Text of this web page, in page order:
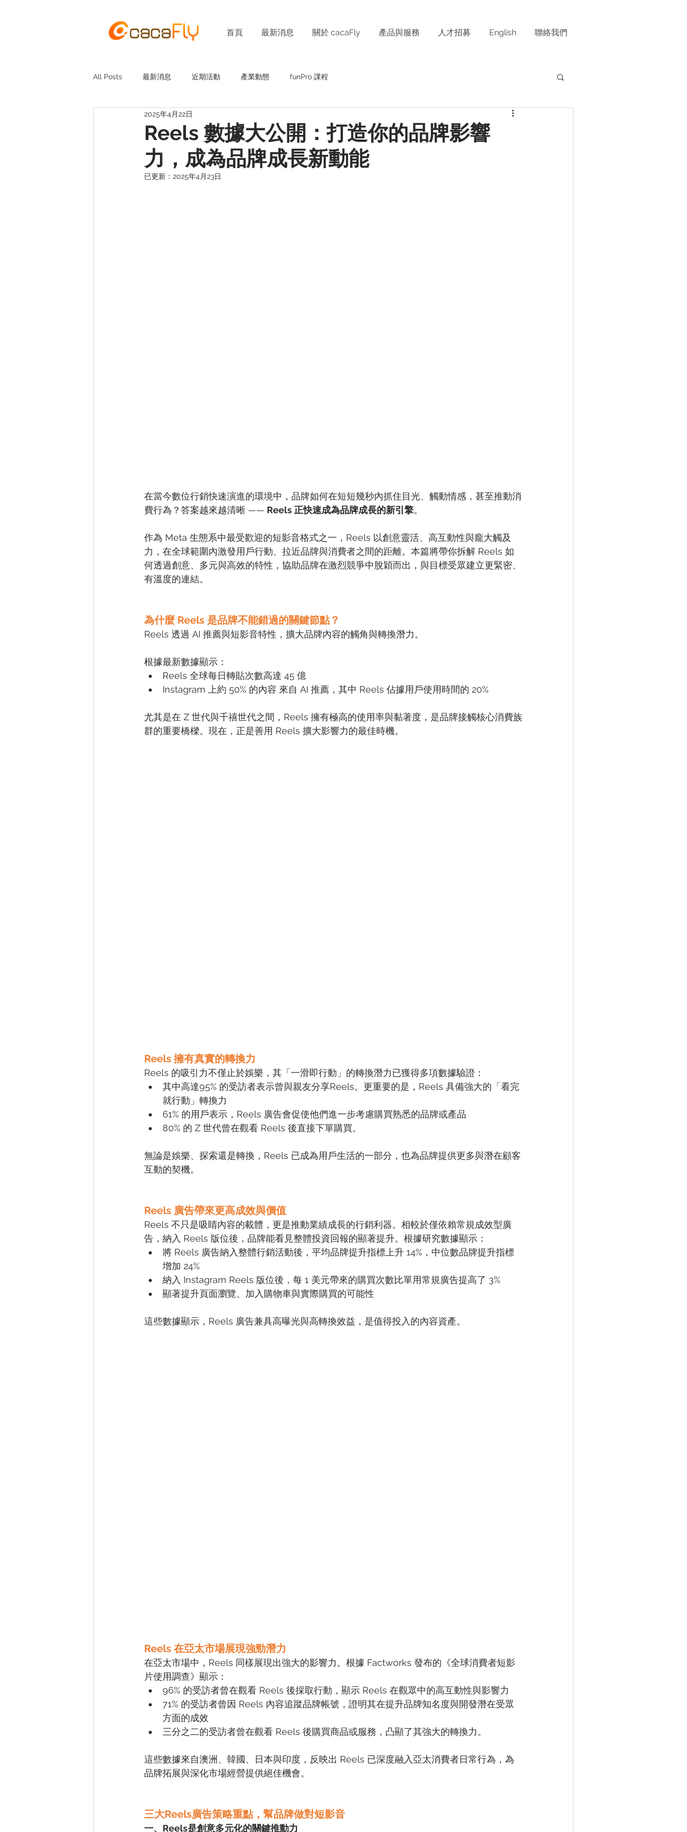
首頁 最新消息 關於 cacaFly 產品與服務 人才招募 English 聯絡我們
All Posts 最新消息 近期活動 產業動態 funPro 課程
Reels 數據大公開：打造你的品牌影響
力，成為品牌成長新動能
2025年4月22日
已更新： 2025年4月23日
在當今數位行銷快速演進的環境中，品牌如何在短短幾秒內抓住目光、觸動情感，甚至推動消
費行為？答案越來越清晰 —— Reels 正快速成為品牌成長的新引擎。
作為 Meta 生態系中最受歡迎的短影音格式之一，Reels 以創意靈活、高互動性與龐大觸及
力，在全球範圍內激發用戶行動、拉近品牌與消費者之間的距離。本篇將帶你拆解 Reels 如
何透過創意、多元與高效的特性，協助品牌在激烈競爭中脫穎而出，與目標受眾建立更緊密、
有溫度的連結。
為什麼 Reels 是品牌不能錯過的關鍵節點？
Reels 透過 AI 推薦與短影音特性，擴大品牌內容的觸角與轉換潛力。
根據最新數據顯示：
Reels 全球每日轉貼次數高達 45 億
Instagram 上約 50% 的內容 來自 AI 推薦，其中 Reels 佔據用戶使用時間的 20%
尤其是在 Z 世代與千禧世代之間，Reels 擁有極高的使用率與黏著度，是品牌接觸核心消費族
群的重要橋樑。現在，正是善用 Reels 擴大影響力的最佳時機。
Reels 擁有真實的轉換力
Reels 的吸引力不僅止於娛樂，其「一滑即行動」的轉換潛力已獲得多項數據驗證：
其中高達95% 的受訪者表示曾與親友分享Reels。更重要的是，Reels 具備強大的「看完
就行動」轉換力
61% 的用戶表示，Reels 廣告會促使他們進一步考慮購買熟悉的品牌或產品
80% 的 Z 世代曾在觀看 Reels 後直接下單購買。
無論是娛樂、探索還是轉換，Reels 已成為用戶生活的一部分，也為品牌提供更多與潛在顧客
互動的契機。
Reels 廣告帶來更高成效與價值
Reels 不只是吸睛內容的載體，更是推動業績成長的行銷利器。相較於僅依賴常規成效型廣
告，納入 Reels 版位後，品牌能看見整體投資回報的顯著提升。根據研究數據顯示：
將 Reels 廣告納入整體行銷活動後，平均品牌提升指標上升 14%，中位數品牌提升指標
增加 24%
納入 Instagram Reels 版位後，每 1 美元帶來的購買次數比單用常規廣告提高了 3%
顯著提升頁面瀏覽、加入購物車與實際購買的可能性
這些數據顯示，Reels 廣告兼具高曝光與高轉換效益，是值得投入的內容資產。
Reels 在亞太市場展現強勁潛力
在亞太市場中，Reels 同樣展現出強大的影響力。根據 Factworks 發布的《全球消費者短影
片使用調查》顯示：
96% 的受訪者曾在觀看 Reels 後採取行動，顯示 Reels 在觀眾中的高互動性與影響力
71% 的受訪者曾因 Reels 內容追蹤品牌帳號，證明其在提升品牌知名度與開發潛在受眾
方面的成效
三分之二的受訪者曾在觀看 Reels 後購買商品或服務，凸顯了其強大的轉換力。
這些數據來自澳洲、韓國、日本與印度，反映出 Reels 已深度融入亞太消費者日常行為，為
品牌拓展與深化市場經營提供絕佳機會。
三大Reels廣告策略重點，幫品牌做對短影音
一、Reels是創意多元化的關鍵推動力